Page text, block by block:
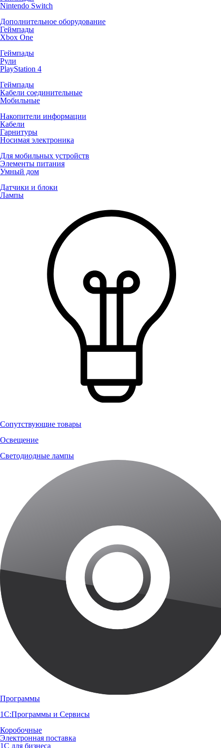
Nintendo Switch
Дополнительное оборудование
Геймпады
Xbox One
Геймпады
Рули
PlayStation 4
Геймпады
Кабели соединительные
Мобильные
Накопители информации
Кабели
Гарнитуры
Носимая электроника
Для мобильных устройств
Элементы питания
Умный дом
Датчики и блоки
Лампы
Сопутствующие товары
Освещение
Светодиодные лампы
Программы
1С:Программы и Сервисы
Коробочные
Электронная поставка
1С для бизнеса